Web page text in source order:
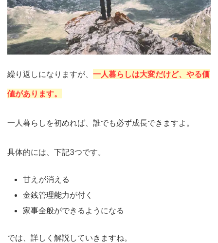
繰り返しになりますが、 一人暮らしは大変だけど、やる価
値があります。
一人暮らしを初めれば、誰でも必ず成長できますよ。
具体的には、下記3つです。
甘えが消える
金銭管理能力が付く
家事全般ができるようになる
では、詳しく解説していきますね。